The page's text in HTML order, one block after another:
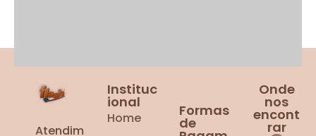
Atendim
Instituc
ional
Home
Formas
de
Onde
nos
encont
rar